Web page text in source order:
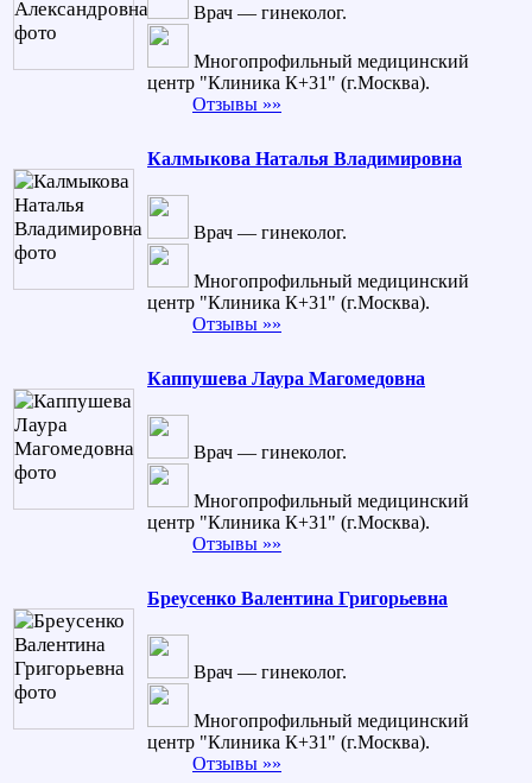
Врач — гинеколог.
Многопрофильный медицинский
центр "Клиника К+31" (г.Москва).
Отзывы »»
Калмыкова Наталья Владимировна
Врач — гинеколог.
Многопрофильный медицинский
центр "Клиника К+31" (г.Москва).
Отзывы »»
Каппушева Лаура Магомедовна
Врач — гинеколог.
Многопрофильный медицинский
центр "Клиника К+31" (г.Москва).
Отзывы »»
Бреусенко Валентина Григорьевна
Врач — гинеколог.
Многопрофильный медицинский
центр "Клиника К+31" (г.Москва).
Отзывы »»